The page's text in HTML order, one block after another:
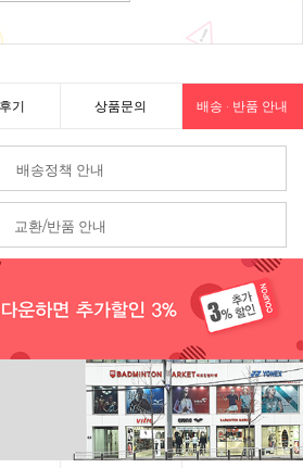
기 상품문의 배송 · 반품 안내
배송정책 안내
교환/반품 안내